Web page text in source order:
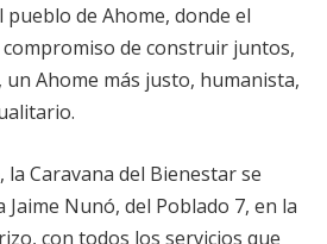
de Ahome, donde el
de construir juntos,
un Ahome más justo, humanista,
la Caravana del Bienestar se
Nunó, del Poblado 7, en la
con todos los servicios que